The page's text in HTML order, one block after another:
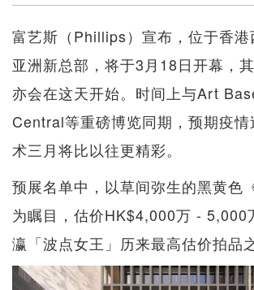
富艺斯（Phillips）宣布，位于香港
亚洲新总部，将于3月18日开幕，
亦会在这天开始。时间上与Art
Central等重磅博览同期，预期疫
术三月将比以往更精彩。
预展名单中，以草间弥生的黑黄色
为瞩目，估价HK$4,000万 - 5,000
瀛「波点女王」历来最高估价拍品之